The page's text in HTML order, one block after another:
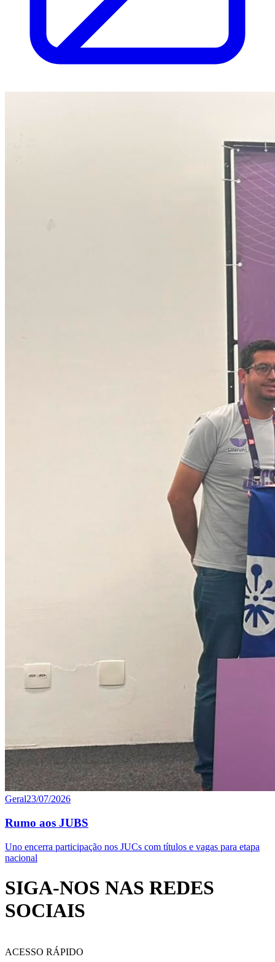
Geral23/07/2026
Rumo aos JUBS
Uno encerra participação nos JUCs com títulos e vagas para etapa
nacional
SIGA-NOS NAS REDES
SOCIAIS
ACESSO RÁPIDO